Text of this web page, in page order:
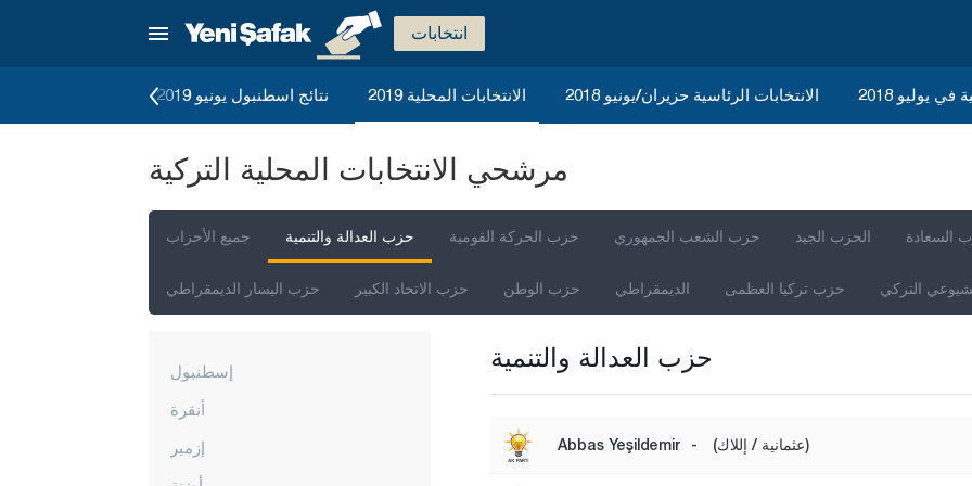
انتخابات
نتائج اسطنبول يونيو 2019 الانتخابات المحلية 2019 الانتخابات الرئاسية حزيران/يونيو 2018 يوليو 2018
مرشحي الانتخابات المحلية التركية
جميع الأحزاب حزب العدالة والتنمية حزب الحركة القومية حزب الشعب الجمهوري الحزب الجيد السعادة
حزب اليسار الديمقراطي حزب الاتحاد الكبير حزب الوطن الديمقراطي حزب تركيا العظمى التركي
إسطنبول
أنقرة
إزمير
حزب العدالة والتنمية
Abbas Yeşildemir - (عثمانية / إللاك)